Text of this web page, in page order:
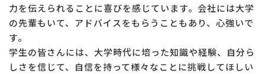
力を伝えられることに喜びを感じています。会社には大学
の先輩もいて、アドバイスをもらうこともあり、心強いで
す。
学生の皆さんには、大学時代に培った知識や経験、自分ら
しさを信じて、自信を持って様々なことに挑戦してほしい